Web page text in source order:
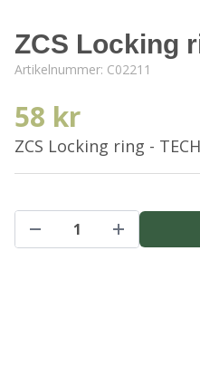
ZCS Locking
Artikelnummer: C02211
58 kr
ZCS Locking ring -